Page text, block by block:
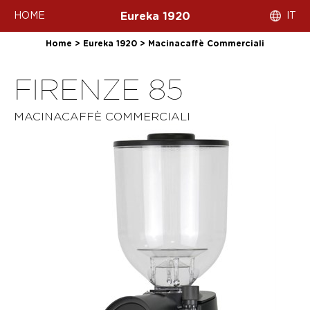
HOME Eureka 1920
Home > Eureka 1920 > Macinacaffè Commerciali
FIRENZE 85
MACINACAFFÈ COMMERCIALI